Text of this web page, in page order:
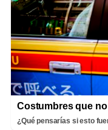
Costumbres que
¿Qué pensarías si esto